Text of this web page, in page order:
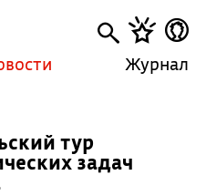
Журнал
тур
задач